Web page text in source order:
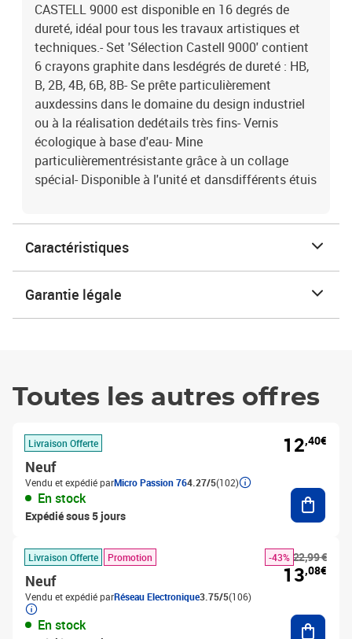
CASTELL 9000 est disponible en 16 degrés de
dureté, idéal pour tous les travaux artistiques et
techniques.- Set 'Sélection Castell 9000' contient
6 crayons graphite dans lesdégrés de dureté : HB,
B, 2B, 4B, 6B, 8B- Se prête particulièrement
auxdessins dans le domaine du design industriel
ou à la réalisation dedétails très fins- Vernis
écologique à base d'eau- Mine
particulièrementrésistante grâce à un collage
spécial- Disponible à l'unité et dansdifférents étuis
Caractéristiques
Garantie légale
Toutes les autres offres
Livraison Offerte
Neuf
Vendu et expédié parMicro Passion 764.27/5(102)
En stock
Expédié sous 5 jours
12,40€
Livraison Offerte Promotion
Neuf
Vendu et expédié parRéseau Electronique3.75/5(106)
En stock
22,99 €
-43%
13,08€